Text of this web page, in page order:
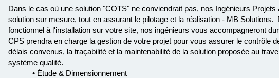
Dans le cas où une solution "COTS" ne conviendrait pas, nos Ingénieurs
solution sur mesure, tout en assurant le pilotage et la réalisation - MB
fonctionnel à l'installation sur votre site, nos ingénieurs vous accompagneront
CPS prendra en charge la gestion de votre projet pour vous assurer le contrôle
délais convenus, la traçabilité et la maintenabilité de la solution proposée au
système qualité.
• Étude & Dimensionnement